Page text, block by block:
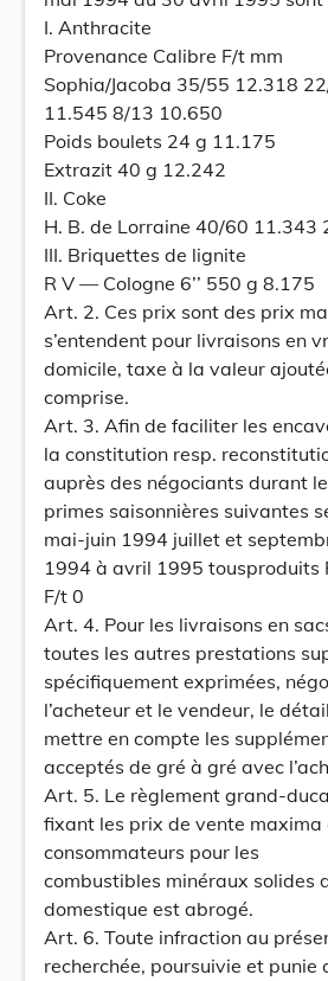
I. Anthracite
Provenance Calibre F/t mm
Sophia/Jacoba 35/55 12.318
11.545 8/13 10.650
Poids boulets 24 g 11.175
Extrazit 40 g 12.242
II. Coke
H. B. de Lorraine 40/60 11.343
III. Briquettes de lignite
R V — Cologne 6’’ 550 g 8.175
Art. 2. Ces prix sont des prix
s’entendent pour livraisons en
domicile, taxe à la valeur
comprise.
Art. 3. Afin de faciliter les
la constitution resp.
auprès des négociants durant
primes saisonnières suivantes
mai-juin 1994 juillet et
1994 à avril 1995 tousproduits
F/t 0
Art. 4. Pour les livraisons en
toutes les autres prestations
spécifiquement exprimées,
l’acheteur et le vendeur, le
mettre en compte les
acceptés de gré à gré avec
Art. 5. Le règlement grand-
fixant les prix de vente maxima
consommateurs pour les
combustibles minéraux solides
domestique est abrogé.
Art. 6. Toute infraction au
recherchée, poursuivie et punie